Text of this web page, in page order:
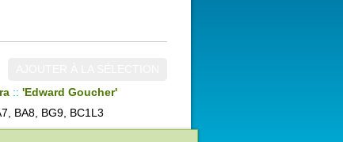
:: 'Edward Goucher'
BA8, BG9, BC1L3